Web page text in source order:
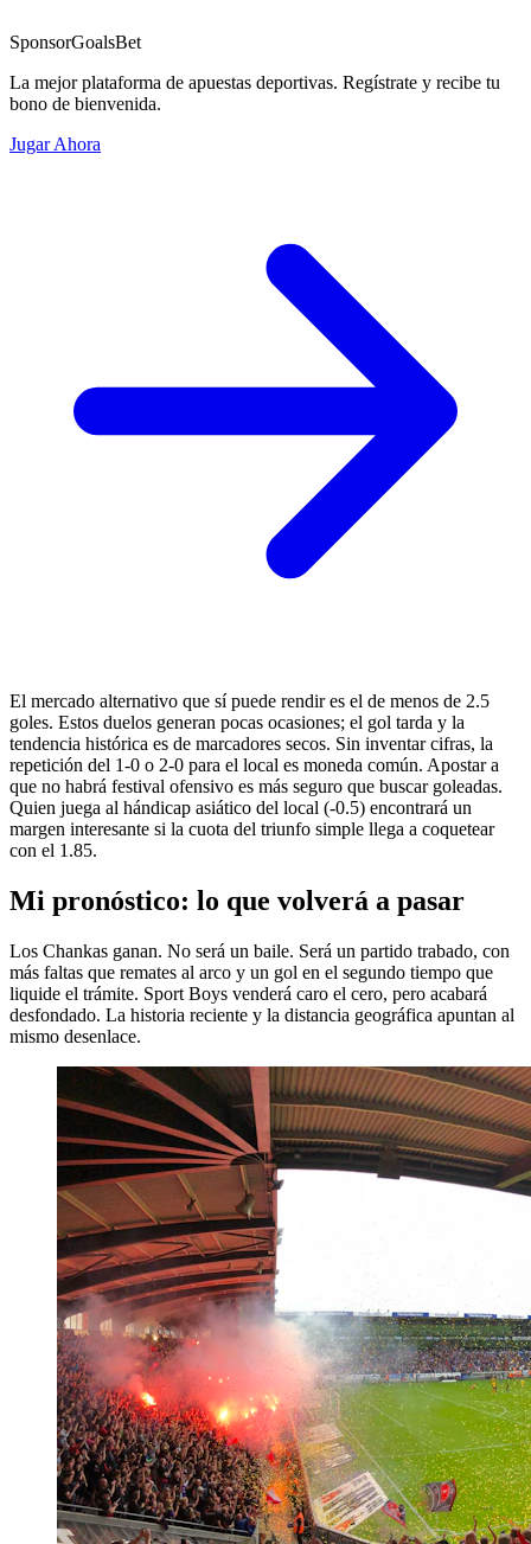
SponsorGoalsBet
La mejor plataforma de apuestas deportivas. Regístrate y recibe tu
bono de bienvenida.
Jugar Ahora
El mercado alternativo que sí puede rendir es el de menos de 2.5
goles. Estos duelos generan pocas ocasiones; el gol tarda y la
tendencia histórica es de marcadores secos. Sin inventar cifras, la
repetición del 1-0 o 2-0 para el local es moneda común. Apostar a
que no habrá festival ofensivo es más seguro que buscar goleadas.
Quien juega al hándicap asiático del local (-0.5) encontrará un
margen interesante si la cuota del triunfo simple llega a coquetear
con el 1.85.
Mi pronóstico: lo que volverá a pasar
Los Chankas ganan. No será un baile. Será un partido trabado, con
más faltas que remates al arco y un gol en el segundo tiempo que
liquide el trámite. Sport Boys venderá caro el cero, pero acabará
desfondado. La historia reciente y la distancia geográfica apuntan al
mismo desenlace.